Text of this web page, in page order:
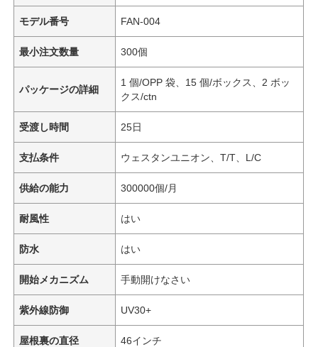
モデル番号 FAN-004
最小注文数量 300個
パッケージの詳細
1 個/OPP 袋、15 個/ボックス、2 ボッ
クス/ctn
受渡し時間 25日
支払条件 ウェスタンユニオン、T/T、L/C
供給の能力 300000個/月
耐風性 はい
防水 はい
開始メカニズム 手動開けなさい
紫外線防御 UV30+
屋根裏の直径 46インチ